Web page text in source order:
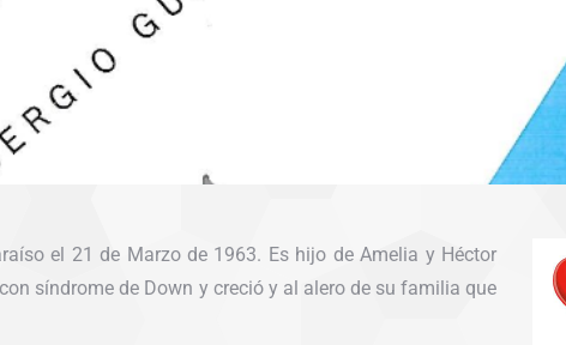
el 21 de Marzo de 1963. Es hijo de Amelia y Héctor
síndrome de Down y creció y al alero de su familia que